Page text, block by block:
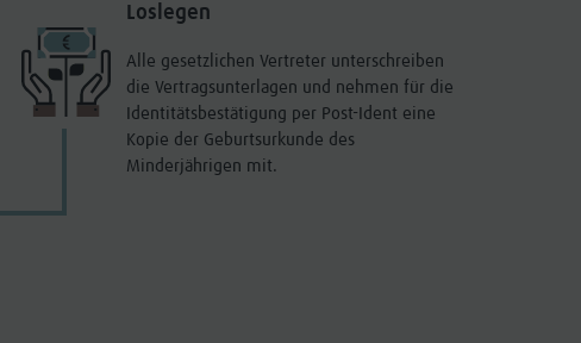
Loslegen
Alle gesetzlichen Vertreter unterschreiben
die Vertragsunterlagen und nehmen für die
Identitätsbestätigung per Post-Ident eine
Kopie der Geburtsurkunde des
Minderjährigen mit.